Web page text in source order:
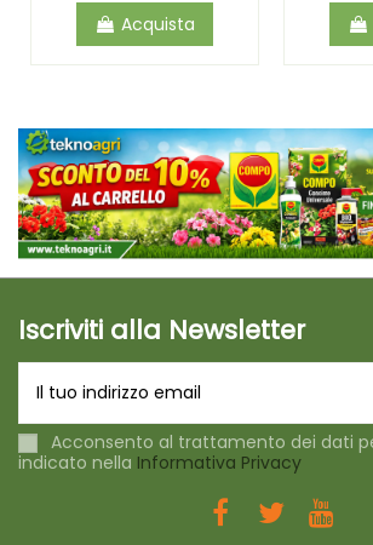
Acquista
Iscriviti alla Newsletter
Acconsento al trattamento dei dati
indicato nella Informativa Privacy